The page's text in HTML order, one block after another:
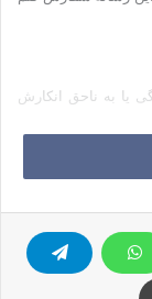
یا به ناحق انکارش
راه را در میان
پیشه می‌کند، و
مسلمانی که در میان